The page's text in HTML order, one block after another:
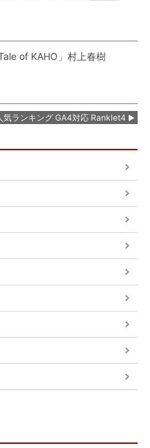
of KAHO」村上春樹
気ランキング GA4対応 Ranklet4